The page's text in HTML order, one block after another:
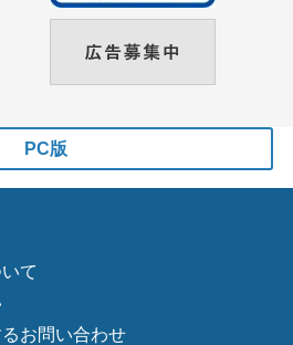
PC版
て
お問い合わせ